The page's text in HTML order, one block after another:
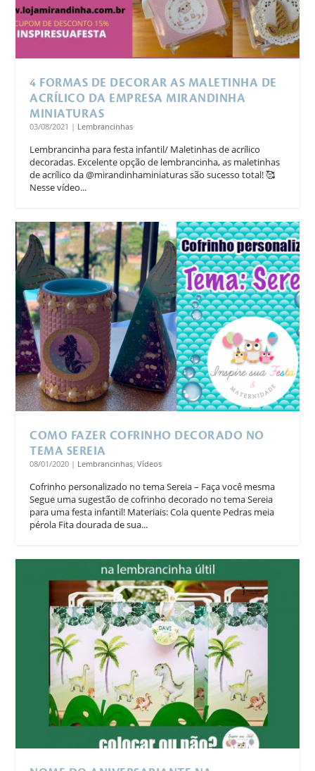
4 FORMAS DE DECORAR AS MALETINHA DE
ACRÍLICO DA EMPRESA MIRANDINHA
MINIATURAS
03/08/2021 | Lembrancinhas
Lembrancinha para festa infantil/ Maletinhas de acrílico
decoradas. Excelente opção de lembrancinha, as maletinhas
de acrílico da @mirandinhaminiaturas são sucesso total! 🥰
Nesse vídeo...
COMO FAZER COFRINHO DECORADO NO
TEMA SEREIA
08/01/2020 | Lembrancinhas ,Vídeos
Cofrinho personalizado no tema Sereia – Faça você mesma
Segue uma sugestão de cofrinho decorado no tema Sereia
para uma festa infantil! Materiais: Cola quente Pedras meia
pérola Fita dourada de sua...